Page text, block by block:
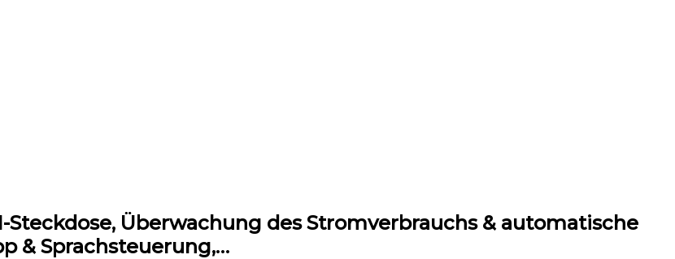
Steckdose, Überwachung des Stromverbrauchs & automatische
& Sprachsteuerung,…